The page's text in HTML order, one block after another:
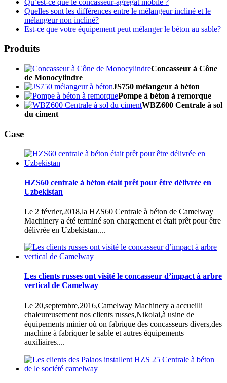
Quelles sont les différences entre le mélangeur incliné et le
mélangeur non incliné?
Est-ce que votre équipement peut mélanger le béton au sable?
Produits
Concasseur à Cône
de Monocylindre
JS750 mélangeur à béton
Pompe à béton à remorque
WBZ600 Centrale à sol
du ciment
Case
HZS60 centrale à béton était prêt pour être délivrée en
Uzbekistan
Le 2 février,2018,la HZS60 Centrale à béton de Camelway
Machinery a été terminé son chargement et était prêt pour être
délivrée en Uzbekistan....
Les clients russes ont visité le concasseur d’impact à arbre
vertical de Camelway
Le 20,septembre,2016,Camelway Machinery a accueilli
chaleureusement nos clients russes,Nikolai,à usine de
équipements minier où on fabrique des concasseurs divers,des
machine à fabriquer le sable et autres équipements
auxiliaires....